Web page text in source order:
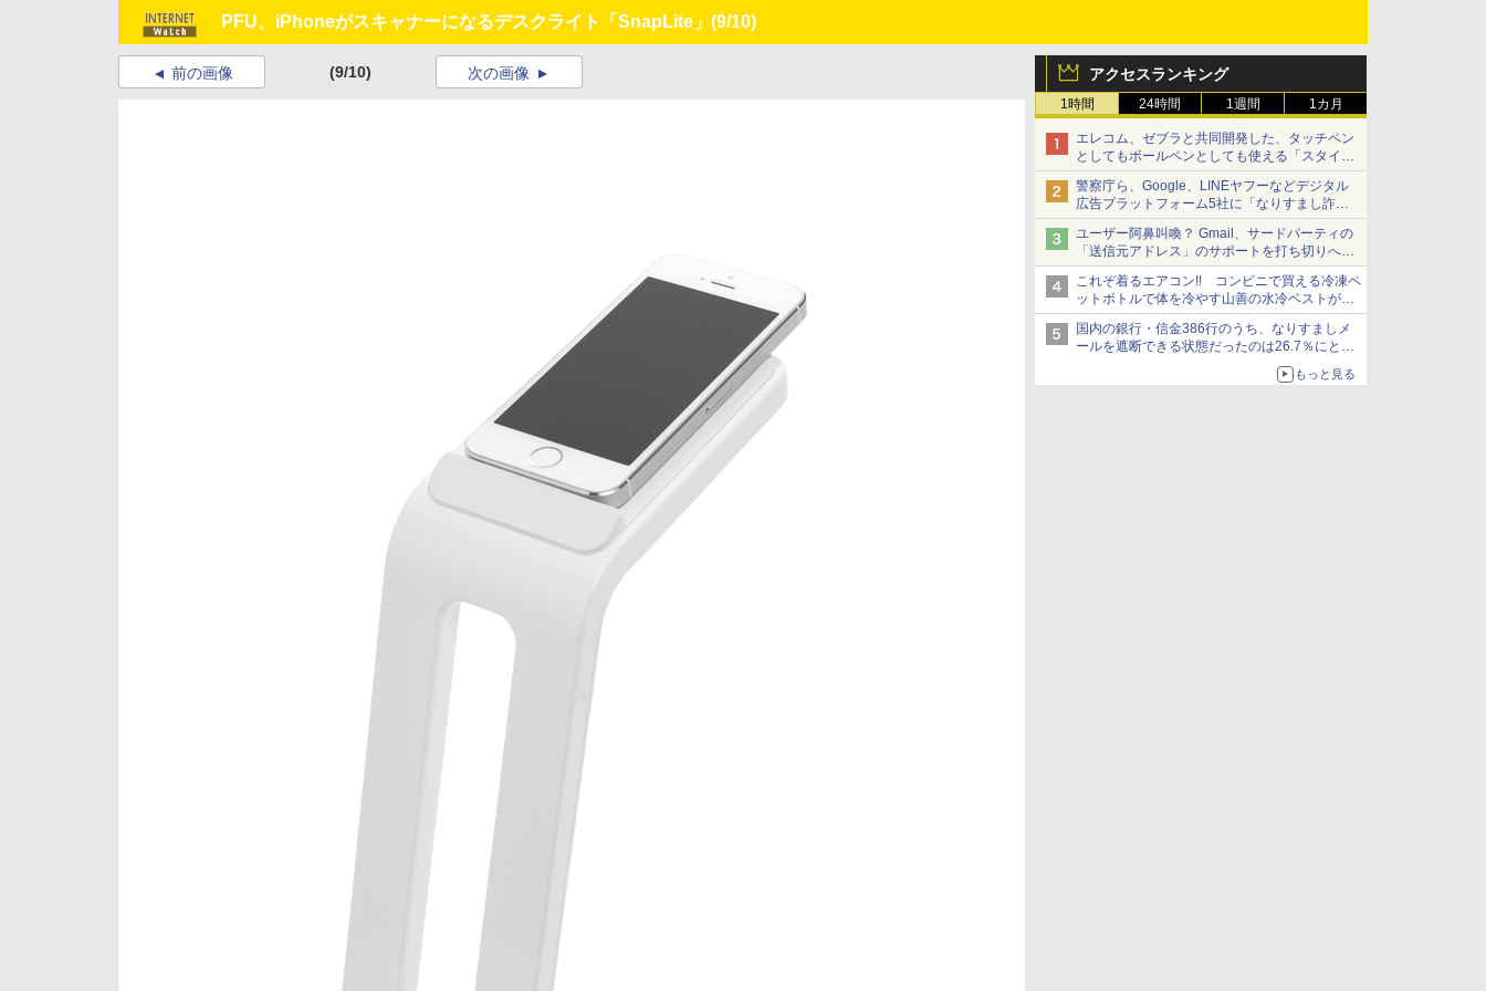
PFU、iPhoneがスキャナーになるデスクライト「SnapLite」 (9/10)
アクセスランキング
1時間 24時間 1週間 1カ月
エレコム、ゼブラと共同開発した、タッチペン
としてもボールペンとしても使える「スタイラ
スツーウェイ」発売 iPadにも紙にも、持ち替
えずに書き込める
警察庁ら、Google、LINEヤフーなどデジタル
広告プラットフォーム5社に「なりすまし詐欺
広告」対策強化を要請 著名人の写真や映像を
使った投資詐欺などへの対策として
ユーザー阿鼻叫喚？ Gmail、サードパーティの
「送信元アドレス」のサポートを打ち切りへ
【やじうまWatch】
これぞ着るエアコン!! コンビニで買える冷凍ペ
ットボトルで体を冷やす山善の水冷ベストがロ
ードバイクにちょうどいい【ぼっち・ざ・ろー
ど！その14】【空いた時間でなにしてる？】
国内の銀行・信金386行のうち、なりすましメ
ールを遮断できる状態だったのは26.7％にとど
まる～GMOブランドセキュリティ調査
もっと見る
前の画像 (9/10) 次の画像